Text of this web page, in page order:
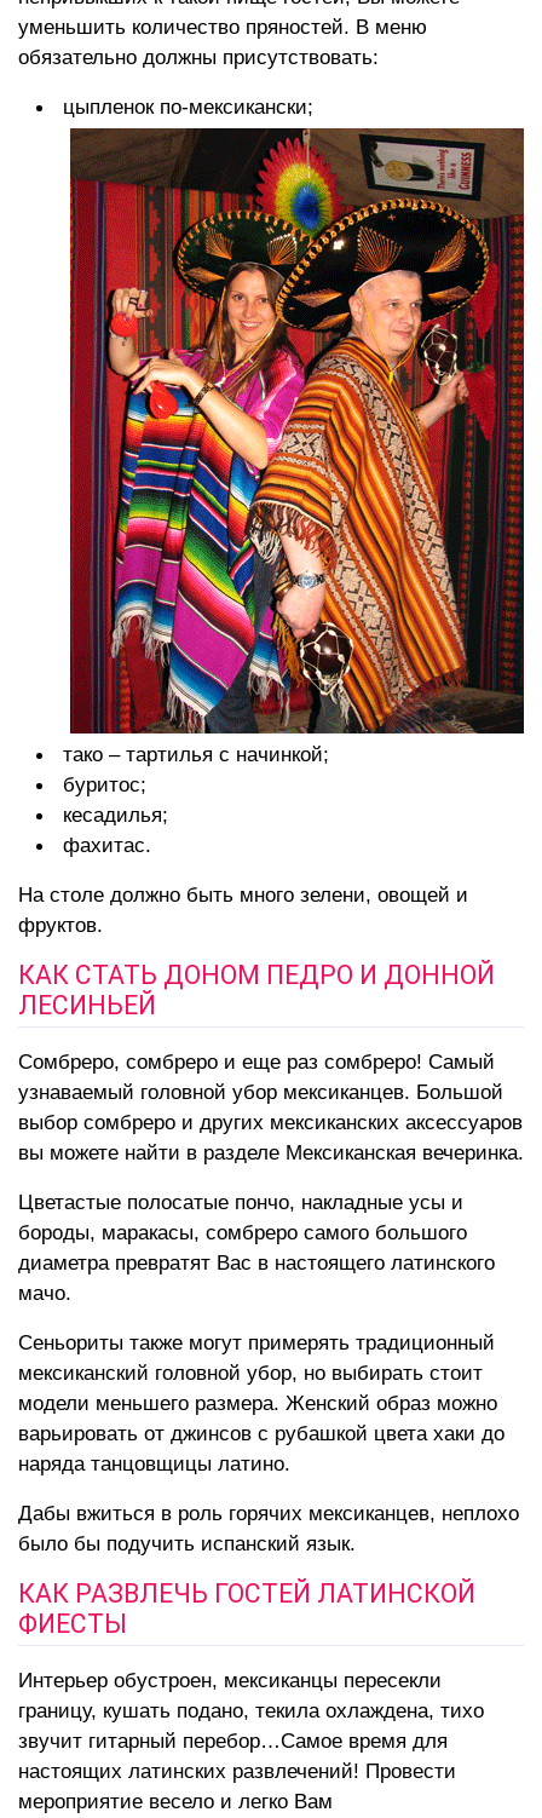
уменьшить количество пряностей. В меню
обязательно должны присутствовать:
цыпленок по-мексикански;
тако – тартилья с начинкой;
буритос;
кесадилья;
фахитас.
На столе должно быть много зелени, овощей и
фруктов.
КАК СТАТЬ ДОНОМ ПЕДРО И ДОННОЙ
ЛЕСИНЬЕЙ
Сомбреро, сомбреро и еще раз сомбреро! Самый
узнаваемый головной убор мексиканцев. Большой
выбор сомбреро и других мексиканских аксессуаров
вы можете найти в разделе Мексиканская вечеринка.
Цветастые полосатые пончо, накладные усы и
бороды, маракасы, сомбреро самого большого
диаметра превратят Вас в настоящего латинского
мачо.
Сеньориты также могут примерять традиционный
мексиканский головной убор, но выбирать стоит
модели меньшего размера. Женский образ можно
варьировать от джинсов с рубашкой цвета хаки до
наряда танцовщицы латино.
Дабы вжиться в роль горячих мексиканцев, неплохо
было бы подучить испанский язык.
КАК РАЗВЛЕЧЬ ГОСТЕЙ ЛАТИНСКОЙ
ФИЕСТЫ
Интерьер обустроен, мексиканцы пересекли
границу, кушать подано, текила охлаждена, тихо
звучит гитарный перебор…Самое время для
настоящих латинских развлечений! Провести
мероприятие весело и легко Вам